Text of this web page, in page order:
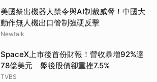
美國祭出機器人禁令與AI制裁威脅！中國大
動作無人機出口管制強硬反擊
Newtalk
SpaceX上市後首份財報！營收暴增92%達
78億美元 盤後股價卻重挫7.5%
TVBS